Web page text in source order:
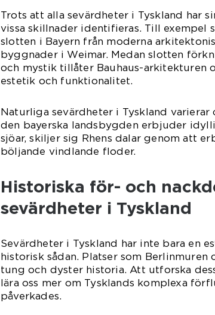
Trots att alla sevärdheter i Tyskland har
vissa skillnader identifieras. Till exempel
slotten i Bayern från moderna
byggnader i Weimar. Medan slotten
och mystik tillåter Bauhaus-arkitekturen
estetik och funktionalitet.
Naturliga sevärdheter i Tyskland varierar
den bayerska landsbygden erbjuder
sjöar, skiljer sig Rhens dalar genom att
böljande vindlande floder.
Historiska för- och
sevärdheter i Tyskland
Sevärdheter i Tyskland har inte bara en
historisk sådan. Platser som Berlinmuren
tung och dyster historia. Att utforska
lära oss mer om Tysklands komplexa
påverkades.